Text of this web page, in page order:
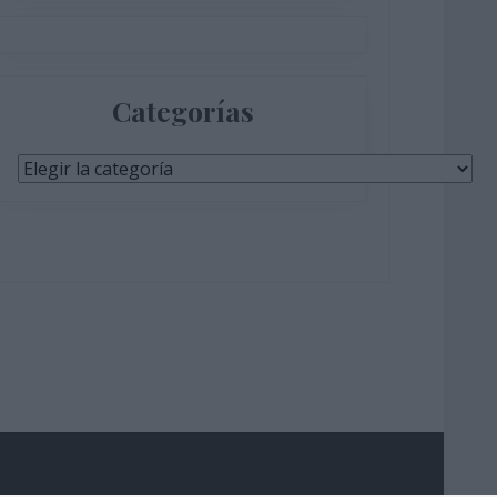
Categorías
Categorías